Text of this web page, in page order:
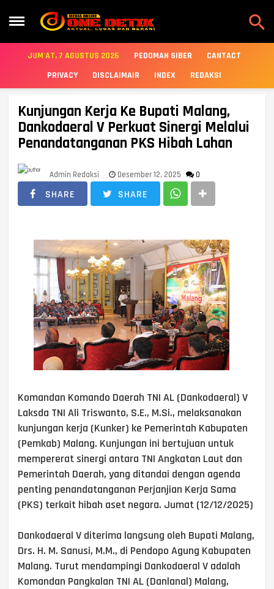

JUM'AT, 7 AGUSTUS 2026 PEDOMAN SIBER
CANTACT
PRIVACY
DISCLAIMAIR INDEX REDAKSI
Kunjungan Kerja Ke Bupati Malang,
Dankodaeral V Perkuat Sinergi Melalui
Penandatanganan PKS Hibah Lahan
Admin Redaksi Desember 12, 2025 0
SHARE SHARE
Komandan Komando Daerah TNI AL (Dankodaeral) V
Laksda TNI Ali Triswanto, S.E., M.Si., melaksanakan
kunjungan kerja (Kunker) ke Pemerintah Kabupaten
(Pemkab) Malang. Kunjungan ini bertujuan untuk
mempererat sinergi antara TNI Angkatan Laut dan
Pemerintah Daerah, yang ditandai dengan agenda
penting penandatanganan Perjanjian Kerja Sama
(PKS) terkait hibah aset negara. Jumat (12/12/2025)
Dankodaeral V diterima langsung oleh Bupati Malang,
Drs. H. M. Sanusi, M.M., di Pendopo Agung Kabupaten
Malang. Turut mendampingi Dankodaeral V adalah
Komandan Pangkalan TNI AL (Danlanal) Malang,